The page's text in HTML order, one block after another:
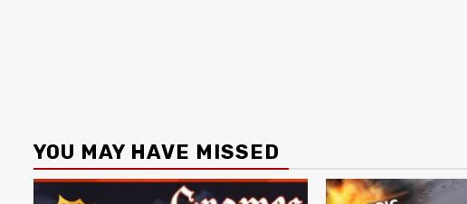
YOU MAY HAVE MISSED